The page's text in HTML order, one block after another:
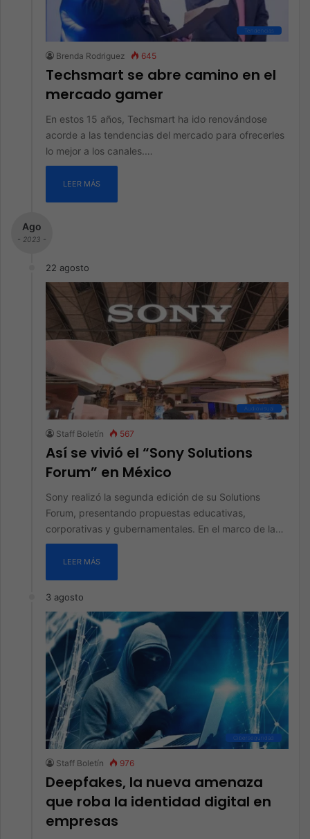
Tendencias
Brenda Rodriguez 645
Techsmart se abre camino en el
mercado gamer
En estos 15 años, Techsmart ha ido renovándose
acorde a las tendencias del mercado para ofrecerles
lo mejor a los canales.…
LEER MÁS
Ago
- 2023 -
22 agosto
Audiovisual
Staff Boletín 567
Así se vivió el “Sony Solutions
Forum” en México
Sony realizó la segunda edición de su Solutions
Forum, presentando propuestas educativas,
corporativas y gubernamentales. En el marco de la…
LEER MÁS
3 agosto
Ciberseguridad
Staff Boletín 976
Deepfakes, la nueva amenaza
que roba la identidad digital en
empresas